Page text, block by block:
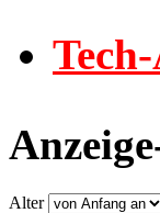
Alter